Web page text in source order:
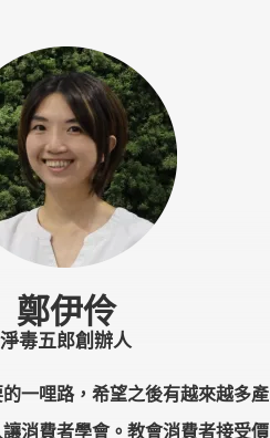
鄭伊伶
淨毒五郎創辦人
一哩路，希望之後有越來越多產
消費者學會。教會消費者接受價